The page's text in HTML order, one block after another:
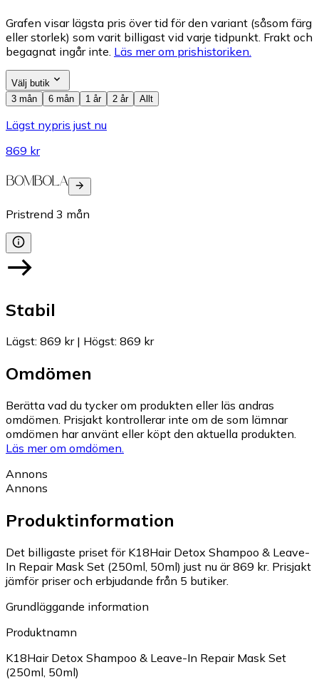
Grafen visar lägsta pris över tid för den variant (såsom färg
eller storlek) som varit billigast vid varje tidpunkt. Frakt och
begagnat ingår inte. Läs mer om prishistoriken.
Välj butik
3 mån
6 mån 1 år 2 år Allt
Lägst nypris just nu
869 kr
Pristrend 3 mån
Stabil
Lägst: 869 kr| Högst: 869 kr
Omdömen
Berätta vad du tycker om produkten eller läs andras
omdömen. Prisjakt kontrollerar inte om de som lämnar
omdömen har använt eller köpt den aktuella produkten.
Läs mer om omdömen.
Annons
Annons
Produktinformation
Det billigaste priset för K18Hair Detox Shampoo & Leave-
In Repair Mask Set (250ml, 50ml) just nu är 869 kr. Prisjakt
jämför priser och erbjudande från 5 butiker.
Grundläggande information
Produktnamn
K18Hair Detox Shampoo & Leave-In Repair Mask Set
(250ml, 50ml)